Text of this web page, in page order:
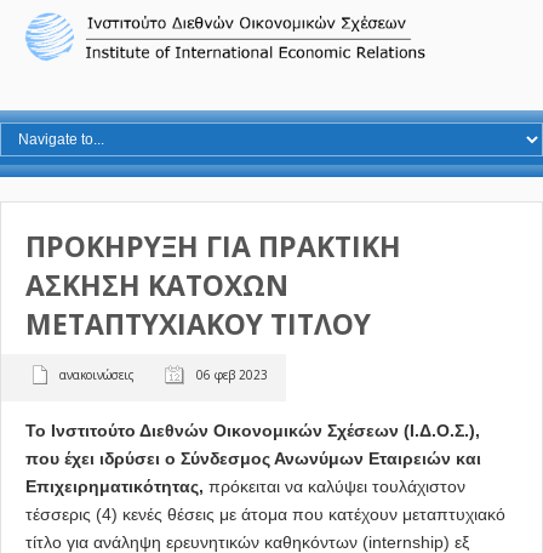
ΠΡΟΚΗΡΥΞΗ ΓΙΑ ΠΡΑΚΤΙΚΗ
ΑΣΚΗΣΗ ΚΑΤΟΧΩΝ
ΜΕΤΑΠΤΥΧΙΑΚΟΥ ΤΙΤΛΟΥ
ανακοινώσεις 06 φεβ 2023
Το Ινστιτούτο Διεθνών Οικονομικών Σχέσεων (Ι.Δ.Ο.Σ.),
που έχει ιδρύσει ο Σύνδεσμος Ανωνύμων Εταιρειών και
Επιχειρηματικότητας, πρόκειται να καλύψει τουλάχιστον
τέσσερις (4) κενές θέσεις με άτομα που κατέχουν μεταπτυχιακό
τίτλο για ανάληψη ερευνητικών καθηκόντων (internship) εξ